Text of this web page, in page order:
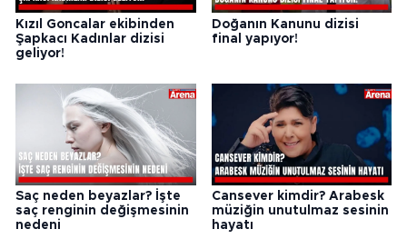
Kızıl Goncalar ekibinden
Şapkacı Kadınlar dizisi
geliyor!
Doğanın Kanunu dizisi
final yapıyor!
Saç neden beyazlar? İşte
saç renginin değişmesinin
nedeni
Cansever kimdir? Arabesk
müziğin unutulmaz sesinin
hayatı